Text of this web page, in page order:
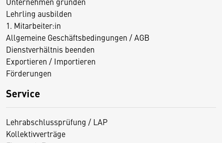
Lehrling ausbilden
1. Mitarbeiter:in
Allgemeine Geschäftsbedingungen / AGB
Dienstverhältnis beenden
Exportieren / Importieren
Förderungen
Service
Lehrabschlussprüfung / LAP
Kollektivverträge